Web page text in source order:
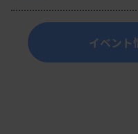
イベント